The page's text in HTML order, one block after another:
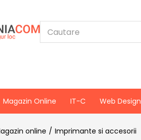
Magazin Online IT-C Web Design
online Imprimante si accesorii